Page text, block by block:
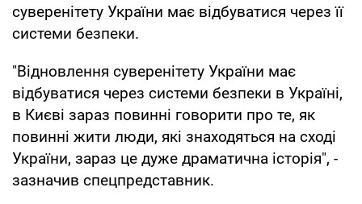
суверенітету України має відбуватися через її
системи безпеки.
"Відновлення суверенітету України має
відбуватися через системи безпеки в Україні,
в Києві зараз повинні говорити про те, як
повинні жити люди, які знаходяться на сході
України, зараз це дуже драматична історія", -
зазначив спецпредставник.